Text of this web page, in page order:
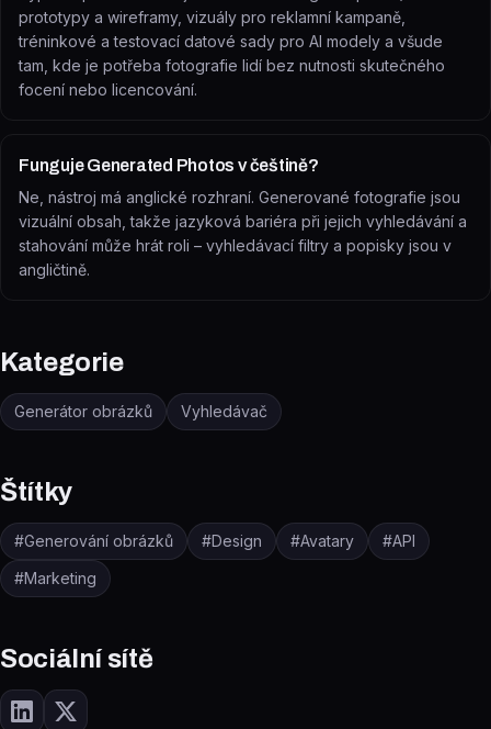
prototypy a wireframy, vizuály pro reklamní kampaně,
tréninkové a testovací datové sady pro AI modely a všude
tam, kde je potřeba fotografie lidí bez nutnosti skutečného
focení nebo licencování.
Funguje Generated Photos v češtině?
Ne, nástroj má anglické rozhraní. Generované fotografie jsou
vizuální obsah, takže jazyková bariéra při jejich vyhledávání a
stahování může hrát roli – vyhledávací filtry a popisky jsou v
angličtině.
Kategorie
Generátor obrázků Vyhledávač
Štítky
#Generování obrázků #Design #Avatary #API
#Marketing
Sociální sítě